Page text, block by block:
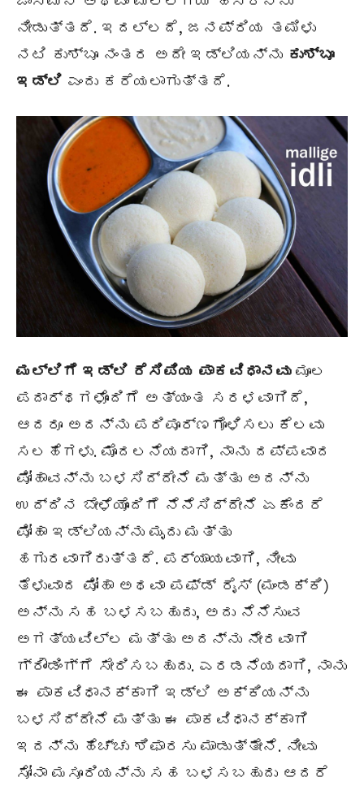
ನೀಡುತ್ತದೆ. ಇದಲ್ಲದೆ, ಜನಪ್ರಿಯ ತಮಿಳು
ನಟಿ ಕುಶ್ಬೂ ನಂತರ ಅದೇ ಇಡ್ಲಿಯನ್ನು ಕುಶ್ಬೂ
ಇಡ್ಲಿ ಎಂದು ಕರೆಯಲಾಗುತ್ತದೆ.
ಮಲ್ಲಿಗೆ ಇಡ್ಲಿ ರೆಸಿಪಿಯ ಪಾಕವಿಧಾನವುಮೂಲ
ಪದಾರ್ಥಗಳೊಂದಿಗೆ ಅತ್ಯಂತ ಸರಳವಾಗಿದೆ,
ಆದರೂ ಅದನ್ನು ಪರಿಪೂರ್ಣಗೊಳಿಸಲು ಕೆಲವು
ಸಲಹೆಗಳು. ಮೊದಲನೆಯದಾಗಿ, ನಾನು ದಪ್ಪವಾದ
ಪೋಹಾವನ್ನು ಬಳಸಿದ್ದೇನೆ ಮತ್ತು ಅದನ್ನು
ಉದ್ದಿನ ಬೇಳೆಯೊಂದಿಗೆ ನೆನೆಸಿದ್ದೇನೆ ಏಕೆಂದರೆ
ಪೋಹಾ ಇಡ್ಲಿಯನ್ನು ಮೃದು ಮತ್ತು
ಹಗುರವಾಗಿರುತ್ತದೆ. ಪರ್ಯಾಯವಾಗಿ, ನೀವು
ತೆಳುವಾದ ಪೋಹಾ ಅಥವಾ ಪಫ್ಡ್ ರೈಸ್ (ಮಂಡಕ್ಕಿ)
ಅನ್ನು ಸಹ ಬಳಸಬಹುದು, ಅದು ನೆನೆಸುವ
ಅಗತ್ಯವಿಲ್ಲ ಮತ್ತು ಅದನ್ನು ನೇರವಾಗಿ
ಗ್ರೌಂಡಿಂಗ್ಗೆ ಸೇರಿಸಬಹುದು. ಎರಡನೆಯದಾಗಿ, ನಾನು
ಈ ಪಾಕವಿಧಾನಕ್ಕಾಗಿ ಇಡ್ಲಿ ಅಕ್ಕಿಯನ್ನು
ಬಳಸಿದ್ದೇನೆ ಮತ್ತು ಈ ಪಾಕವಿಧಾನಕ್ಕಾಗಿ
ಇದನ್ನು ಹೆಚ್ಚು ಶಿಫಾರಸು ಮಾಡುತ್ತೇನೆ. ನೀವು
ಸೋನಾ ಮಸೂರಿಯನ್ನು ಸಹ ಬಳಸಬಹುದು ಆದರೆ